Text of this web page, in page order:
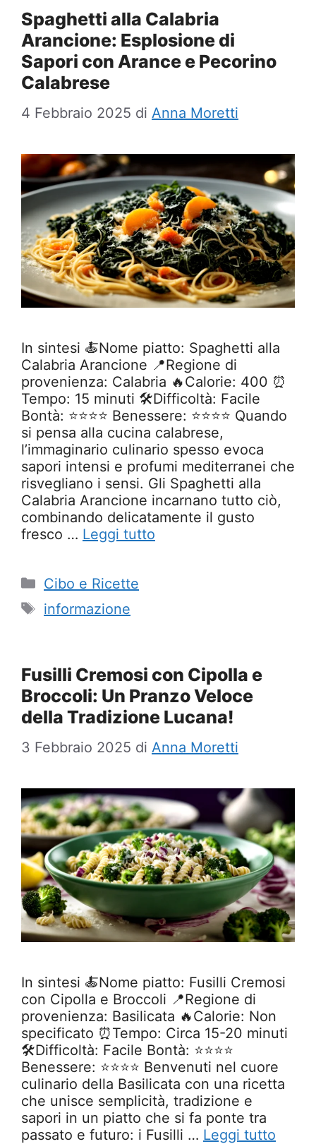
Spaghetti alla Calabria
Arancione: Esplosione di
Sapori con Arance e Pecorino
Calabrese
4 Febbraio 2025 di Anna Moretti
In sintesi 🍝Nome piatto: Spaghetti alla
Calabria Arancione 📍Regione di
provenienza: Calabria 🔥Calorie: 400 ⏰
Tempo: 15 minuti 🛠️Difficoltà: Facile
Bontà: ⭐⭐⭐⭐ Benessere: ⭐⭐⭐⭐ Quando
si pensa alla cucina calabrese,
l’immaginario culinario spesso evoca
sapori intensi e profumi mediterranei che
risvegliano i sensi. Gli Spaghetti alla
Calabria Arancione incarnano tutto ciò,
combinando delicatamente il gusto
fresco … Leggi tutto
Categorie
Cibo e Ricette
Tag
informazione
Fusilli Cremosi con Cipolla e
Broccoli: Un Pranzo Veloce
della Tradizione Lucana!
3 Febbraio 2025 di Anna Moretti
In sintesi 🍝Nome piatto: Fusilli Cremosi
con Cipolla e Broccoli 📍Regione di
provenienza: Basilicata 🔥Calorie: Non
specificato ⏰Tempo: Circa 15-20 minuti
🛠️Difficoltà: Facile Bontà: ⭐⭐⭐⭐
Benessere: ⭐⭐⭐⭐ Benvenuti nel cuore
culinario della Basilicata con una ricetta
che unisce semplicità, tradizione e
sapori in un piatto che si fa ponte tra
passato e futuro: i Fusilli … Leggi tutto